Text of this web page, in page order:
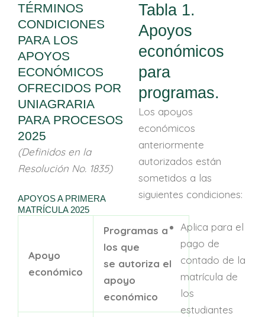
TÉRMINOS
CONDICIONES
PARA LOS
APOYOS
ECONÓMICOS
OFRECIDOS POR
UNIAGRARIA
PARA PROCESOS
2025
(Definidos en la
Resolución No. 1835)
APOYOS A PRIMERA
MATRÍCULA 2025
Apoyo
económico
Programas a
los que
se autoriza el
apoyo
económico
Tabla 1.
Apoyos
económicos
para
programas.
Los apoyos
económicos
anteriormente
autorizados están
sometidos a las
siguientes condiciones:
Aplica para el
pago de
contado de la
matrícula de
los
estudiantes